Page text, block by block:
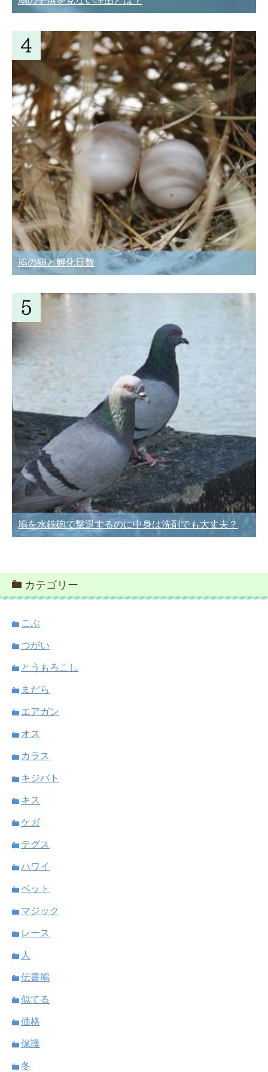
鳩の卵と孵化日数
鳩を水鉄砲で撃退するのに中身は洗剤でも大丈夫？
カテゴリー
こぶ
つがい
とうもろこし
まだら
エアガン
オス
カラス
キジバト
キス
ケガ
テグス
ハワイ
ペット
マジック
レース
人
伝書鳩
似てる
価格
保護
冬